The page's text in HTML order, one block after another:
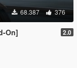
68.387 376
On] 2.0